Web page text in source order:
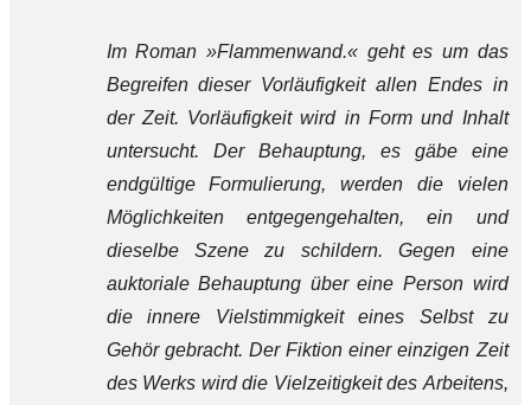
Im Roman »Flammenwand.« geht es um das
Begreifen dieser Vorläufigkeit allen Endes in
der Zeit. Vorläufigkeit wird in Form und Inhalt
untersucht. Der Behauptung, es gäbe eine
endgültige Formulierung, werden die vielen
Möglichkeiten entgegengehalten, ein und
dieselbe Szene zu schildern. Gegen eine
auktoriale Behauptung über eine Person wird
die innere Vielstimmigkeit eines Selbst zu
Gehör gebracht. Der Fiktion einer einzigen Zeit
des Werks wird die Vielzeitigkeit des Arbeitens,